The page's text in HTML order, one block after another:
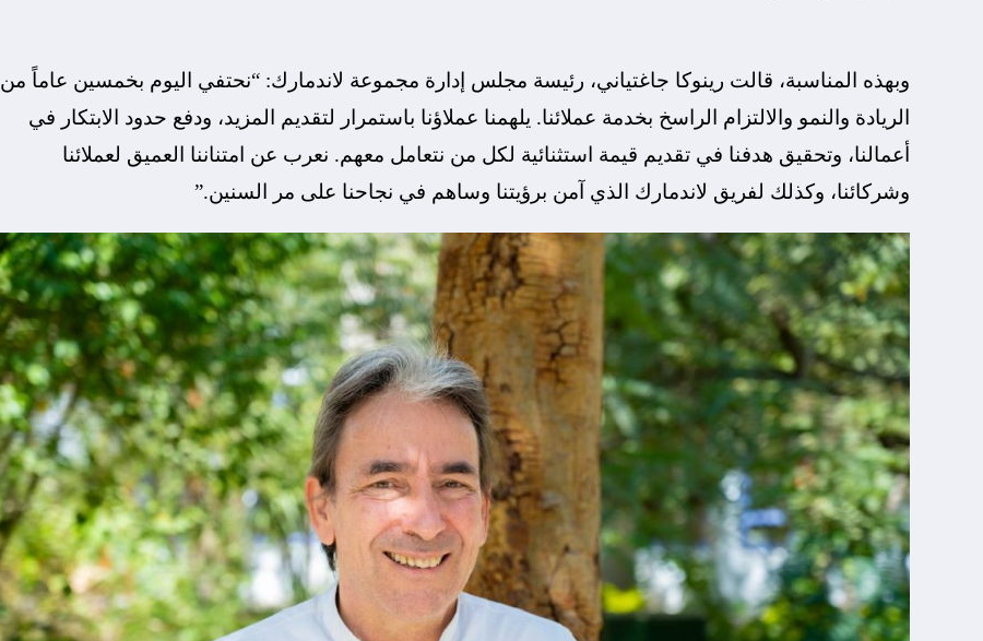
وبهذه المناسبة، قالت رينوكا جاغتياني، رئيسة مجلس إدارة مجموعة لاندمارك: “نحتفي اليوم بخمسين عاماً من
الريادة والنمو والالتزام الراسخ بخدمة عملائنا. يلهمنا عملاؤنا باستمرار لتقديم المزيد، ودفع حدود الابتكار في
أعمالنا، وتحقيق هدفنا في تقديم قيمة استثنائية لكل من نتعامل معهم. نعرب عن امتناننا العميق لعملائنا
وشركائنا، وكذلك لفريق لاندمارك الذي آمن برؤيتنا وساهم في نجاحنا على مر السنين.”